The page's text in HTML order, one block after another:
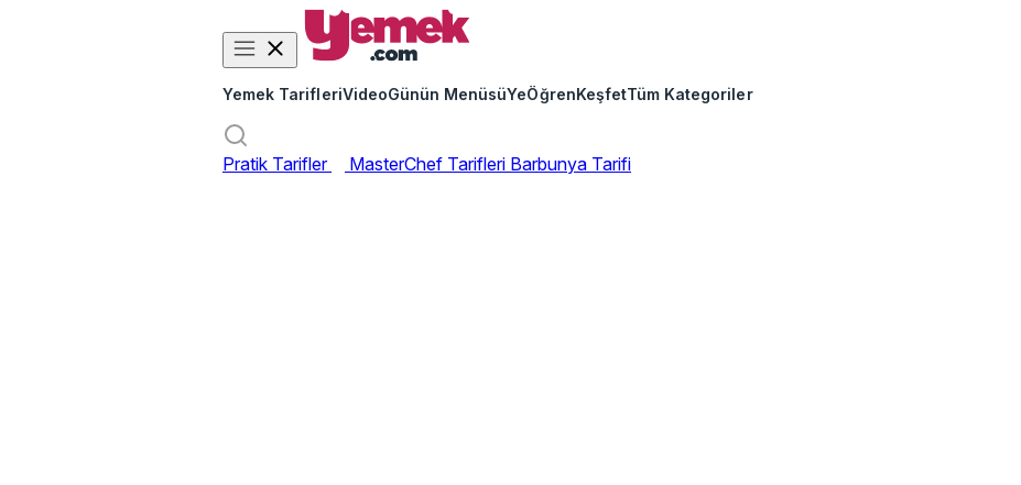
Yemek TarifleriVideoGünün MenüsüYeÖğrenKeşfetTüm Kategoriler
Pratik Tarifler MasterChef Tarifleri Barbunya Tarifi